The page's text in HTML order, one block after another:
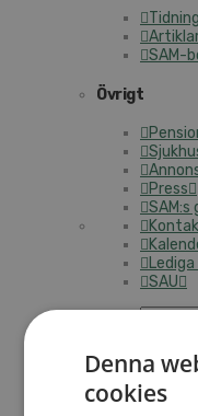
SAM-
Övrigt
Press
SAM:s
SAU
Denna
cookies